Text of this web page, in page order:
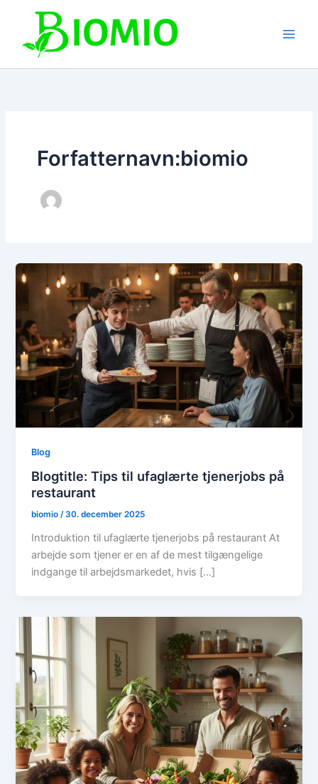
indholdet
Forfatternavn:biomio
Blog
Blogtitle: Tips til ufaglærte tjenerjobs på
restaurant
biomio/30. december 2025
Introduktion til ufaglærte tjenerjobs på restaurant At
arbejde som tjener er en af de mest tilgængelige
indgange til arbejdsmarkedet, hvis […]